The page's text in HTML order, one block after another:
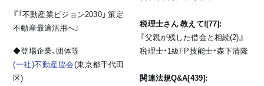
『「不動産業ビジョン2030」 策定
不動産最適活用へ』
◆登場企業、団体等
(一社)不動産協会(東京都千代田
区)
税理士さん 教えて![77]:
『父親が残した借金と相続(2)』
税理士・1級FP技能士・森下清隆
関連法規Q&A[439]: